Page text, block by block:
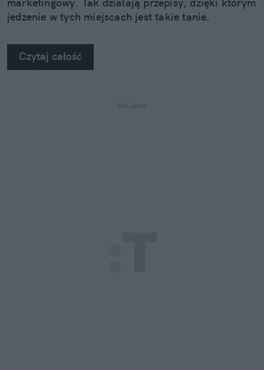
jedzenie w tych miejscach jest takie tanie.
Czytaj całość
REKLAMA